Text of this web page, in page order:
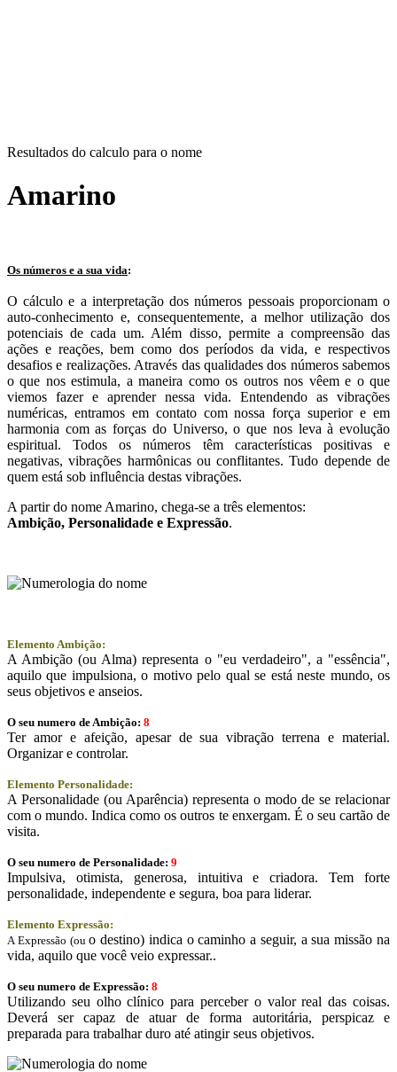
Resultados do calculo para o nome
Amarino
Os números e a sua vida:
O cálculo e a interpretação dos números pessoais proporcionam o
auto-conhecimento e, consequentemente, a melhor utilização dos
potenciais de cada um. Além disso, permite a compreensão das
ações e reações, bem como dos períodos da vida, e respectivos
desafios e realizações. Através das qualidades dos números sabemos
o que nos estimula, a maneira como os outros nos vêem e o que
viemos fazer e aprender nessa vida. Entendendo as vibrações
numéricas, entramos em contato com nossa força superior e em
harmonia com as forças do Universo, o que nos leva à evolução
espiritual. Todos os números têm características positivas e
negativas, vibrações harmônicas ou conflitantes. Tudo depende de
quem está sob influência destas vibrações.
A partir do nome Amarino, chega-se a três elementos:
Ambição, Personalidade e Expressão.
Elemento Ambição:
A Ambição (ou Alma) representa o "eu verdadeiro", a "essência",
aquilo que impulsiona, o motivo pelo qual se está neste mundo, os
seus objetivos e anseios.
O seu numero de Ambição: 8
Ter amor e afeição, apesar de sua vibração terrena e material.
Organizar e controlar.
Elemento Personalidade:
A Personalidade (ou Aparência) representa o modo de se relacionar
com o mundo. Indica como os outros te enxergam. É o seu cartão de
visita.
O seu numero de Personalidade: 9
Impulsiva, otimista, generosa, intuitiva e criadora. Tem forte
personalidade, independente e segura, boa para liderar.
Elemento Expressão:
A Expressão (ouo destino) indica o caminho a seguir, a sua missão na
vida, aquilo que você veio expressar..
O seu numero de Expressão: 8
Utilizando seu olho clínico para perceber o valor real das coisas.
Deverá ser capaz de atuar de forma autoritária, perspicaz e
preparada para trabalhar duro até atingir seus objetivos.